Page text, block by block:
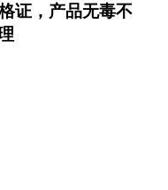
证，产品无毒不